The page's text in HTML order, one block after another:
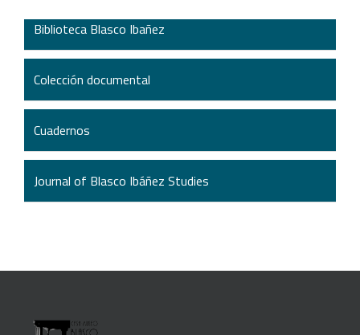
Biblioteca Blasco Ibañez
Colección documental
Cuadernos
Journal of Blasco Ibáñez Studies